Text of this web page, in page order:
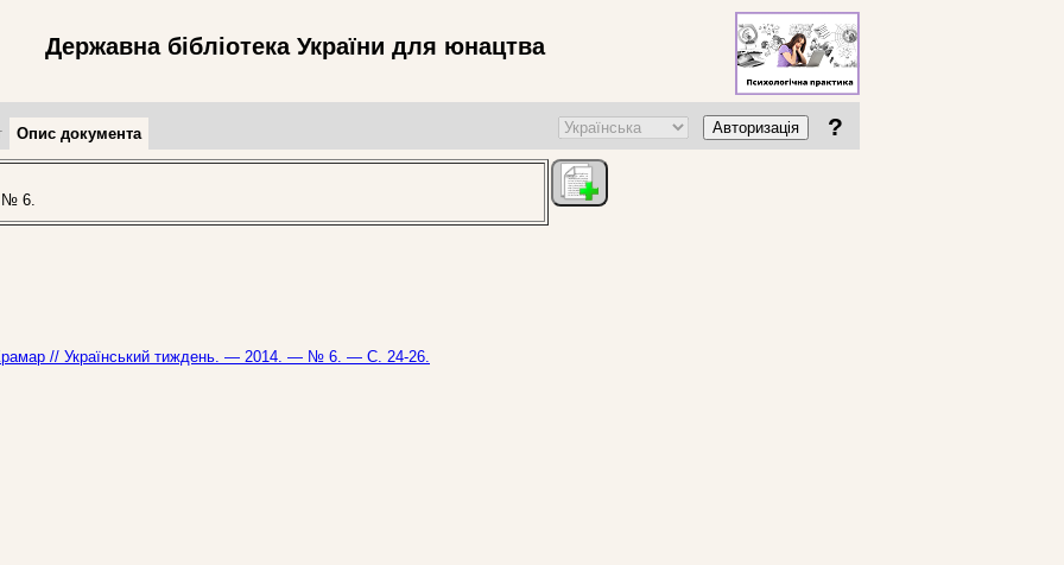
Державна бібліотека України для юнацтва
Опис документа Авторизація ?
№ 6.
Крамар // Український тиждень. — 2014. — № 6. — С. 24-26.